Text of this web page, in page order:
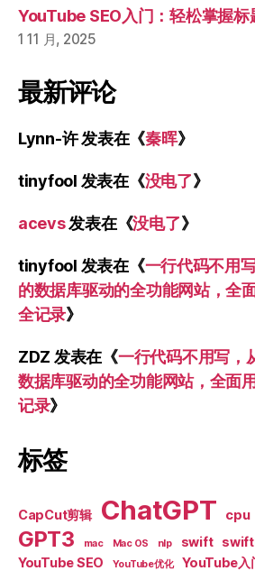
YouTube SEO入门：轻松掌握标
1 11 月, 2025
最新评论
Lynn-许发表在《秦晖》
tinyfool 发表在《没电了》
acevs发表在《没电了》
tinyfool 发表在《一行代码不用
的数据库驱动的全功能网站，全
全记录》
ZDZ 发表在《一行代码不用写，
数据库驱动的全功能网站，全面
记录》
标签
CapCut剪辑 ChatGPT cpu
GPT3 mac Mac OS nlp swift
YouTube SEO YouTube优化 YouTube入